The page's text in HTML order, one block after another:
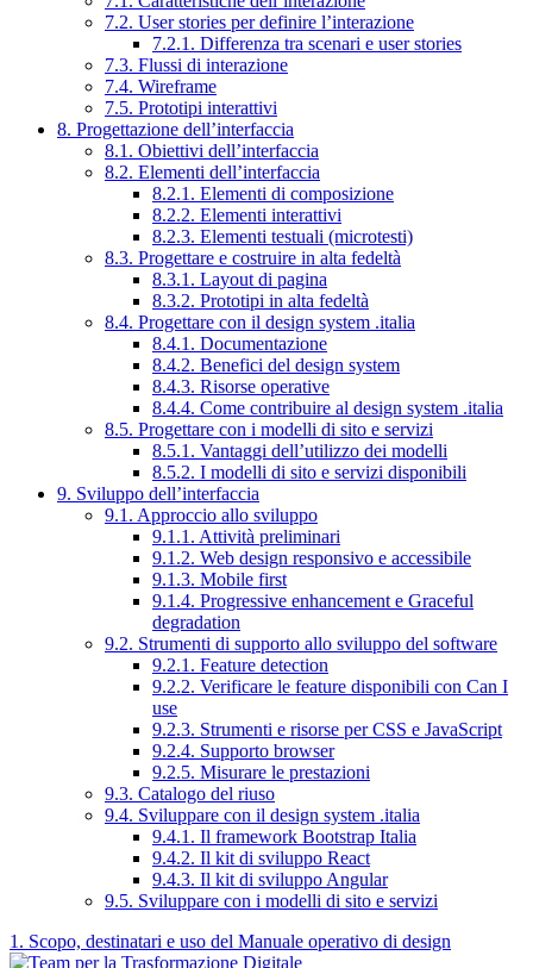
7.2. User stories per definire l’interazione
7.2.1. Differenza tra scenari e user stories
7.3. Flussi di interazione
7.4. Wireframe
7.5. Prototipi interattivi
8. Progettazione dell’interfaccia
8.1. Obiettivi dell’interfaccia
8.2. Elementi dell’interfaccia
8.2.1. Elementi di composizione
8.2.2. Elementi interattivi
8.2.3. Elementi testuali (microtesti)
8.3. Progettare e costruire in alta fedeltà
8.3.1. Layout di pagina
8.3.2. Prototipi in alta fedeltà
8.4. Progettare con il design system .italia
8.4.1. Documentazione
8.4.2. Benefici del design system
8.4.3. Risorse operative
8.4.4. Come contribuire al design system .italia
8.5. Progettare con i modelli di sito e servizi
8.5.1. Vantaggi dell’utilizzo dei modelli
8.5.2. I modelli di sito e servizi disponibili
9. Sviluppo dell’interfaccia
9.1. Approccio allo sviluppo
9.1.1. Attività preliminari
9.1.2. Web design responsivo e accessibile
9.1.3. Mobile first
9.1.4. Progressive enhancement e Graceful
degradation
9.2. Strumenti di supporto allo sviluppo del software
9.2.1. Feature detection
9.2.2. Verificare le feature disponibili con Can I
use
9.2.3. Strumenti e risorse per CSS e JavaScript
9.2.4. Supporto browser
9.2.5. Misurare le prestazioni
9.3. Catalogo del riuso
9.4. Sviluppare con il design system .italia
9.4.1. Il framework Bootstrap Italia
9.4.2. Il kit di sviluppo React
9.4.3. Il kit di sviluppo Angular
9.5. Sviluppare con i modelli di sito e servizi
1. Scopo, destinatari e uso del Manuale operativo di design